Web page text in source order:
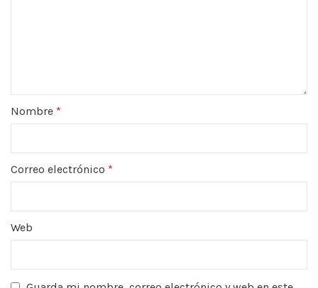
Nombre *
Correo electrónico *
Web